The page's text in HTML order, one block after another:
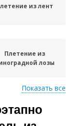
из лент
Плетение из
лозы
Элементарное
плетение
Показать все